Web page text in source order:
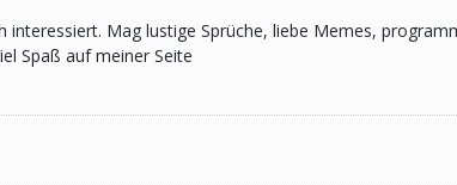
interessiert. Mag lustige Sprüche, liebe Memes,
Spaß auf meiner Seite